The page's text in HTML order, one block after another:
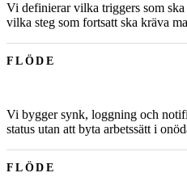
Vi definierar vilka triggers som
vilka steg som fortsatt ska kräva
FLÖDE
Vi bygger synk, loggning och
status utan att byta arbetssätt i
FLÖDE